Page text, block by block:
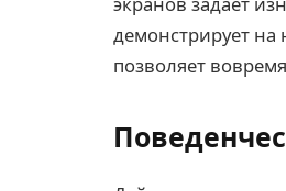
демонстрирует на
позволяет